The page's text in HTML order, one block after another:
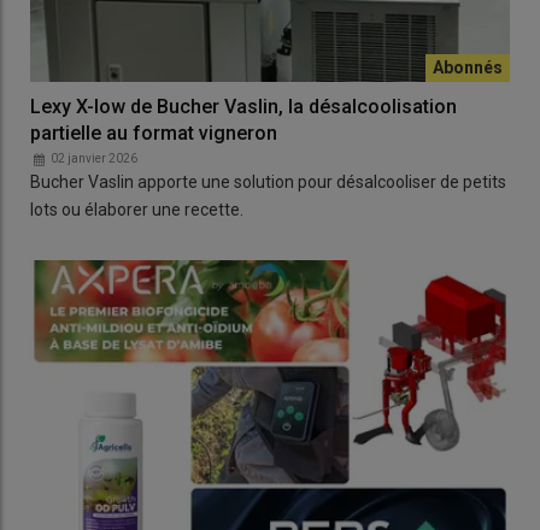
Lexy X-low de Bucher Vaslin, la désalcoolisation
partielle au format vigneron
02 janvier 2026
Bucher Vaslin apporte une solution pour désalcooliser de petits
lots ou élaborer une recette.